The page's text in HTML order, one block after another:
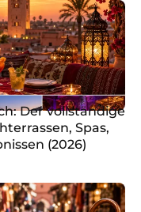
Der vollständige
Spas,
(2026)